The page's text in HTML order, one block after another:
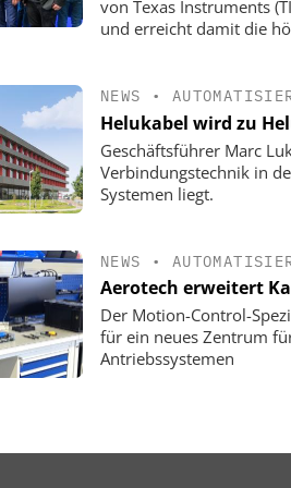
von Texas Instruments
und erreicht damit die
NEWS •
Helukabel wird zu
Geschäftsführer Marc
Verbindungstechnik in
Systemen liegt.
NEWS •
Aerotech erweitert
Der Motion-Control-
für ein neues Zentrum
Antriebssystemen